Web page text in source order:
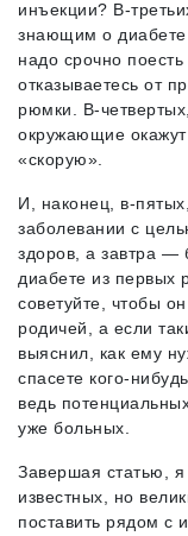
инъекции? В-
знающим о диабете
надо срочно
отказываетесь от
рюмки. В-
окружающие
«скорую».
И, наконец, в-
заболевании с
здоров, а завтра —
диабете из первых
советуйте, чтобы
родичей, а если
выяснил, как ему
спасете кого-
ведь
уже больных.
Завершая статью, я
известных, но
поставить рядом